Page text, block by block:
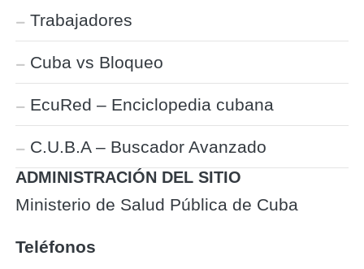
Trabajadores
Cuba vs Bloqueo
EcuRed – Enciclopedia cubana
C.U.B.A – Buscador Avanzado
ADMINISTRACIÓN DEL SITIO
Ministerio de Salud Pública de Cuba
Teléfonos